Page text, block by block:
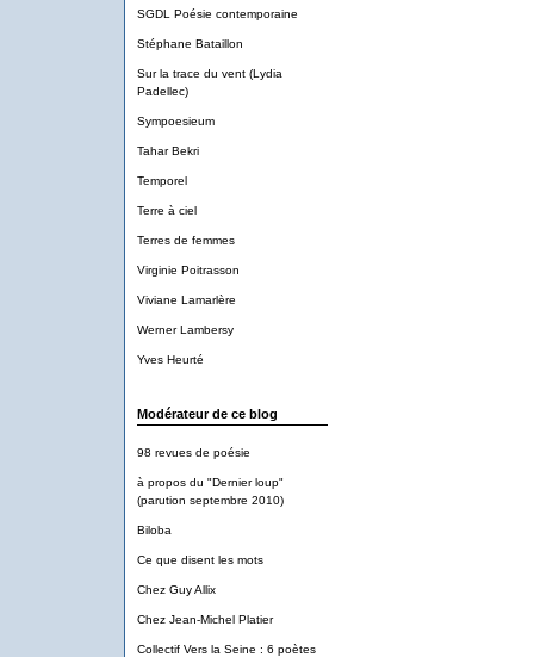
SGDL Poésie contemporaine
Stéphane Bataillon
Sur la trace du vent (Lydia
Padellec)
Sympoesieum
Tahar Bekri
Temporel
Terre à ciel
Terres de femmes
Virginie Poitrasson
Viviane Lamarlère
Werner Lambersy
Yves Heurté
Modérateur de ce blog
98 revues de poésie
à propos du "Dernier loup"
(parution septembre 2010)
Biloba
Ce que disent les mots
Chez Guy Allix
Chez Jean-Michel Platier
Collectif Vers la Seine : 6 poètes